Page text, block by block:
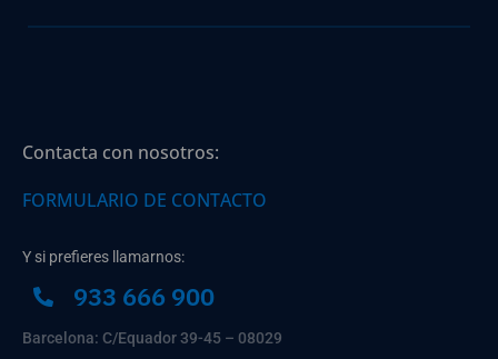
Contacta con nosotros:
FORMULARIO DE CONTACTO
Y si prefieres llamarnos:
933 666 900
Barcelona: C/Equador 39-45 – 08029